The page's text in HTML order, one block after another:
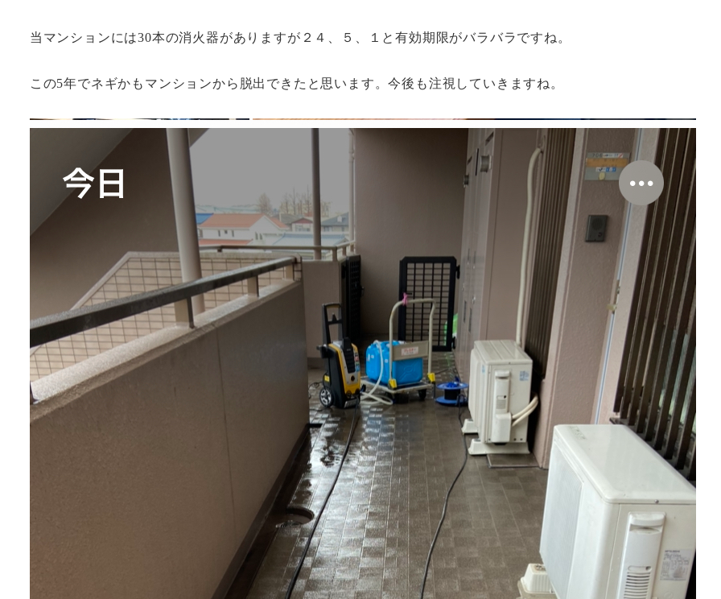
当マンションには30本の消火器がありますが２４、５、１と有効期限がバラバラですね。
この5年でネギかもマンションから脱出できたと思います。今後も注視していきますね。